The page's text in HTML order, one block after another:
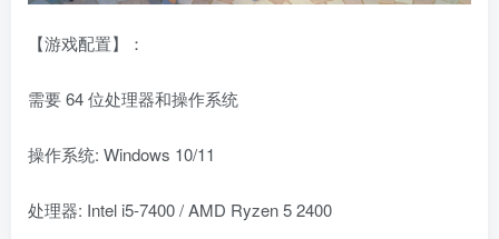
【游戏配置】：
需要 64 位处理器和操作系统
操作系统: Windows 10/11
处理器: Intel i5-7400 / AMD Ryzen 5 2400